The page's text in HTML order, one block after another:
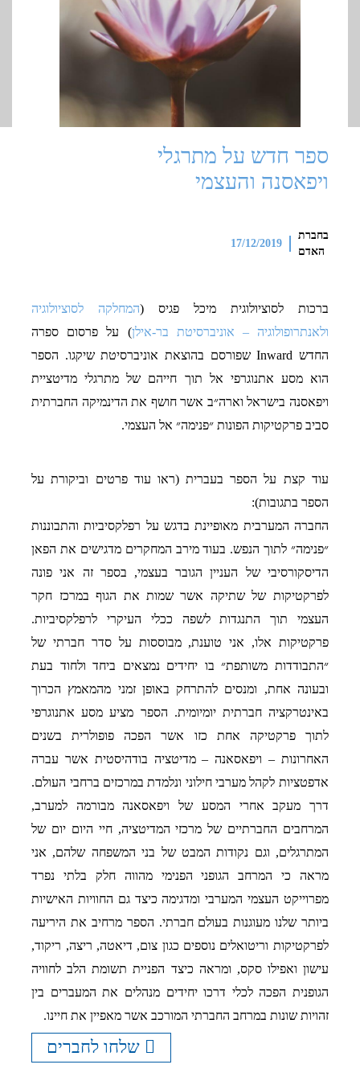
ספר חדש על מתרגלי
ויפאסנה והעצמי
בחברת
האדם
17/12/2019
ברכות לסוציולוגית מיכל פגיס (המחלקה לסוציולוגיה
ולאנתרופולוגיה – אוניברסיטת בר-אילן) על פרסום ספרה
החדש Inward שפורסם בהוצאת אוניברסיטת שיקגו. הספר
הוא מסע אתנוגרפי אל תוך חייהם של מתרגלי מדיטציית
ויפאסנה בישראל וארה״ב אשר חושף את הדינמיקה החברתית
סביב פרקטיקות הפונות ״פנימה״ אל העצמי.
עוד קצת על הספר בעברית (ראו עוד פרטים וביקורת על
הספר בתגובות):
החברה המערבית מאופיינת בדגש על רפלקסיביות והתבוננות
״פנימה״ לתוך הנפש. בעוד מירב המחקרים מדגישים את הפאן
הדיסקורסיבי של העניין הגובר בעצמי, בספר זה אני פונה
לפרקטיקות של שתיקה אשר שמות את הגוף במרכז חקר
העצמי תוך התנגדות לשפה ככלי העיקרי לרפלקסיביות.
פרקטיקות אלו, אני טוענת, מבוססות על סדר חברתי של
״התבודדות משותפת״ בו יחידים נמצאים ביחד ולחוד בעת
ובעונה אחת, ומנסים להתרחק באופן זמני מהמאמץ הכרוך
באינטרקציה חברתית יומיומית. הספר מציע מסע אתנוגרפי
לתוך פרקטיקה אחת כזו אשר הפכה פופולרית בשנים
האחרונות – ויפאסאנה – מדיטציה בודהיסטית אשר עברה
אדפטציות לקהל מערבי חילוני ונלמדת במרכזים ברחבי העולם.
דרך מעקב אחרי המסע של ויפאסאנה מבורמה למערב,
המרחבים החברתיים של מרכזי המדיטציה, חיי היום יום של
המתרגלים, וגם נקודות המבט של בני המשפחה שלהם, אני
מראה כי המרחב הגופני הפנימי מהווה חלק בלתי נפרד
מפרוייקט העצמי המערבי ומדגימה כיצד גם החוויות האישיות
ביותר שלנו מעוגנות בעולם חברתי. הספר מרחיב את היריעה
לפרקטיקות וריטואלים נוספים כגון צום, דיאטה, ריצה, ריקוד,
עישון ואפילו סקס, ומראה כיצד הפניית תשומת הלב לחוויה
הגופנית הפכה לכלי דרכו יחידים מנהלים את המעברים בין
זהויות שונות במרחב החברתי המורכב אשר מאפיין את חיינו.
שלחו לחברים